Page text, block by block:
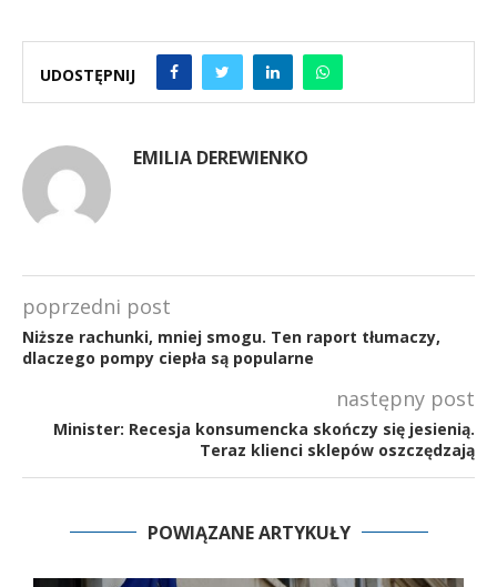
UDOSTĘPNIJ
EMILIA DEREWIENKO
poprzedni post
Niższe rachunki, mniej smogu. Ten raport tłumaczy,
dlaczego pompy ciepła są popularne
następny post
Minister: Recesja konsumencka skończy się jesienią.
Teraz klienci sklepów oszczędzają
POWIĄZANE ARTYKUŁY